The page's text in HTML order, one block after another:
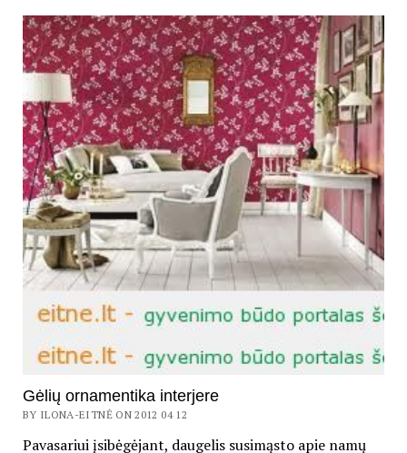
Gėlių ornamentika interjere
BY ILONA-EITNĖ ON 2012 04 12
Pavasariui įsibėgėjant, daugelis susimąsto apie namų